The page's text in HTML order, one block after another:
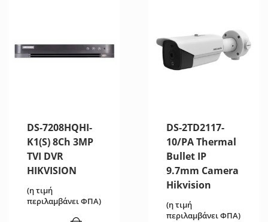
DS-7208HQHI-
K1(S) 8Ch 3MP
TVI DVR
HIKVISION
(η τιμή
περιλαμβάνει ΦΠΑ)
DS-2TD2117-
10/PA Thermal
Bullet IP
9.7mm Camera
Hikvision
(η τιμή
περιλαμβάνει ΦΠΑ)